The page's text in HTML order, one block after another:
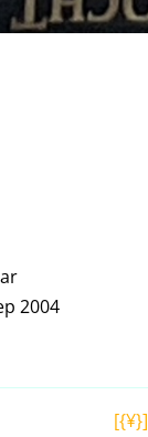
2004
[{¥}]